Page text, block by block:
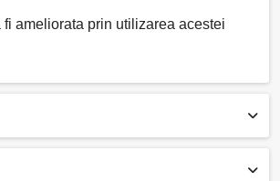
ameliorata prin utilizarea acestei